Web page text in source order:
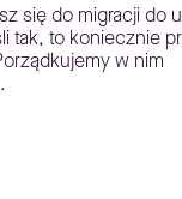
się do migracji do
tak, to koniecznie
w nim